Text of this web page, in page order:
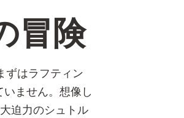
冒険
ずはラフティン
ません。想像し
迫力のシュトル